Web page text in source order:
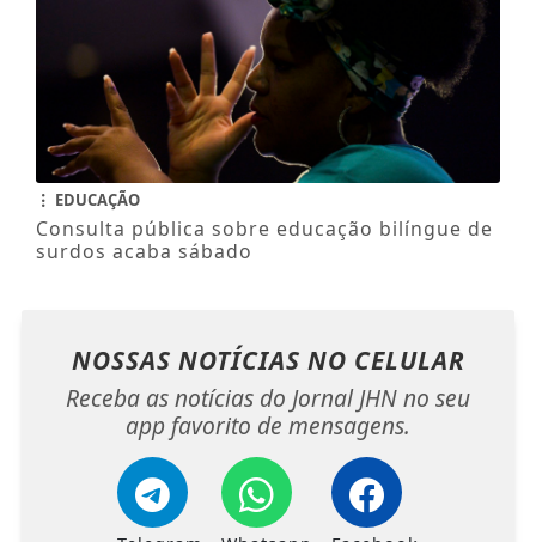
EDUCAÇÃO
Consulta pública sobre educação bilíngue de
surdos acaba sábado
NOSSAS NOTÍCIAS NO CELULAR
Receba as notícias do Jornal JHN no seu
app favorito de mensagens.